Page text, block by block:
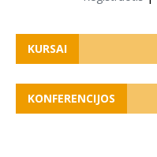
KURSAI
KONFERENCIJOS